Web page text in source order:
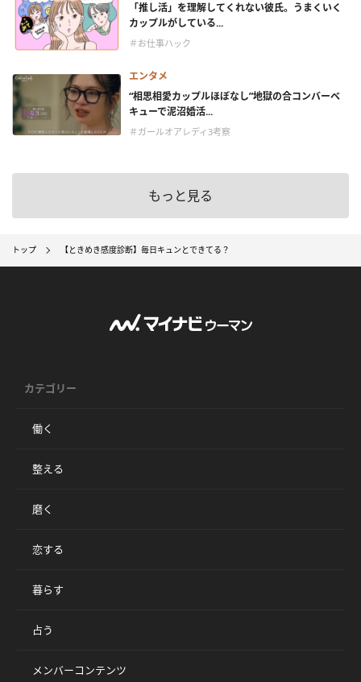
「推し活」を理解してくれない彼氏。うまくいく
カップルがしている...
＃お仕事ハック
エンタメ
“相思相愛カップルほぼなし”地獄の合コンバーベ
キューで泥沼婚活...
＃ガールオアレディ3考察
もっと見る
トップ 【ときめき感度診断】毎日キュンとできてる？
カテゴリー
働く
整える
磨く
恋する
暮らす
占う
メンバーコンテンツ